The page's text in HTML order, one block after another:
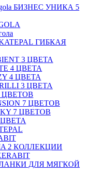
БИЗНЕС УНИКА 5
ГИБКАЯ
3 ЦВЕТА
4 ЦВЕТА
4 ЦВЕТА
3 ЦВЕТА
ЦВЕТОВ
7 ЦВЕТОВ
7 ЦВЕТОВ
2 КОЛЛЕКЦИИ